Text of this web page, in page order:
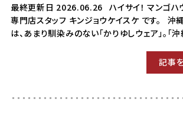
最終更新日 2026.06.26 ハイサイ！ マンゴハ
専門店スタッフ キンジョウケイスケ です。 沖
は、あまり馴染みのない「かりゆしウェア」。「
記事